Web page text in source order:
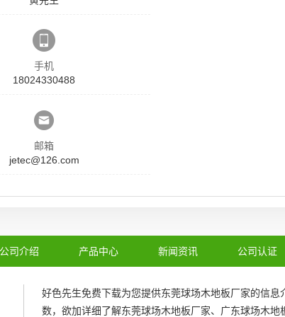
手机
18024330488
邮箱
jetec@126.com
公司介绍 产品中心 新闻资讯 公司认证
好色先生免费下载为您提供东莞球场木地板厂家的信息
数，欲加详细了解东莞球场木地板厂家、 广东球场木地